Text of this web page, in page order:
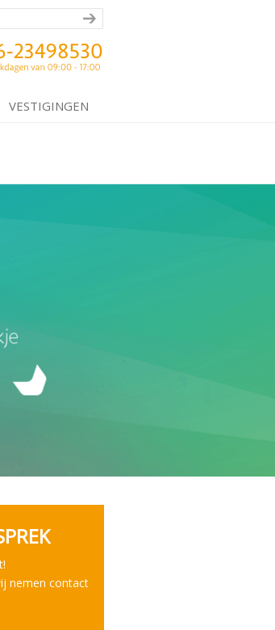
VESTIGINGEN
nemen contact